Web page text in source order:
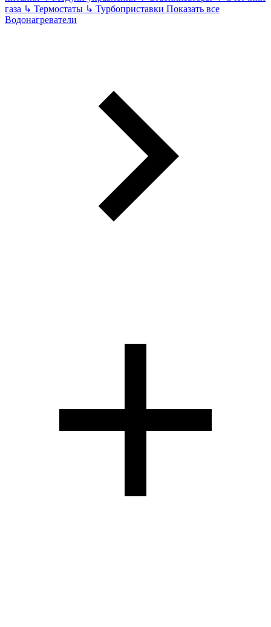
газа ↳ Термостаты ↳ Турбоприставки Показать все
Водонагреватели